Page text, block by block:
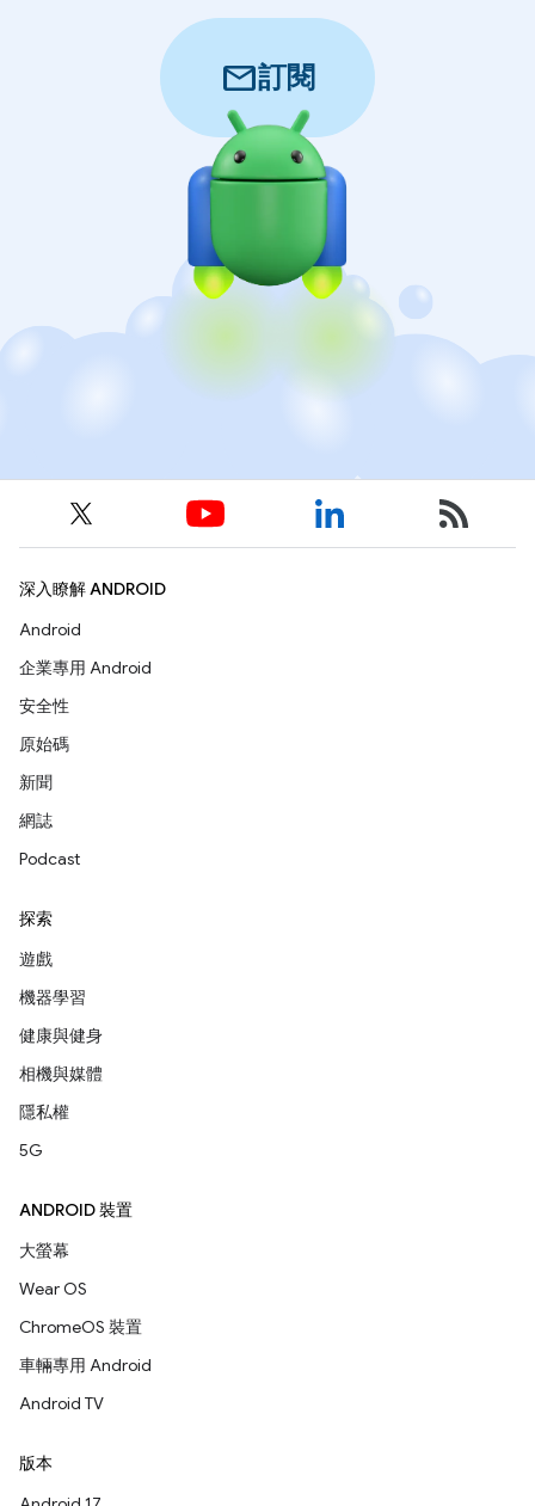
mail訂閱
深入瞭解 ANDROID
Android
企業專用 Android
安全性
原始碼
新聞
網誌
Podcast
探索
遊戲
機器學習
健康與健身
相機與媒體
隱私權
5G
ANDROID 裝置
大螢幕
Wear OS
ChromeOS 裝置
車輛專用 Android
Android TV
版本